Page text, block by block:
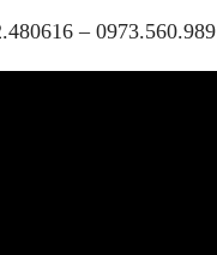
– 0973.560.989